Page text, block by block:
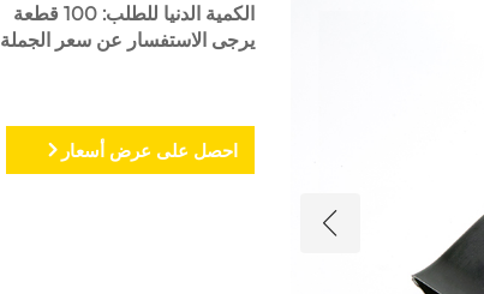
الكمية الدنيا للطلب: 100 قطعة
يرجى الاستفسار عن سعر الجملة
احصل على عرض أسعار